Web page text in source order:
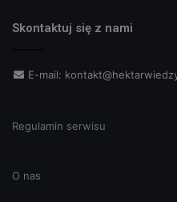
Skontaktuj się z nami
E-mail:
Regulamin serwisu
O nas